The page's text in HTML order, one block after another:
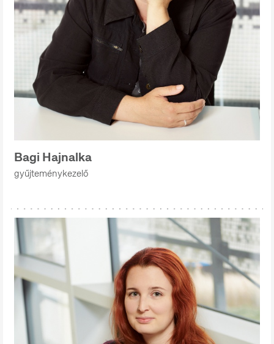
Bagi Hajnalka
gyűjteménykezelő